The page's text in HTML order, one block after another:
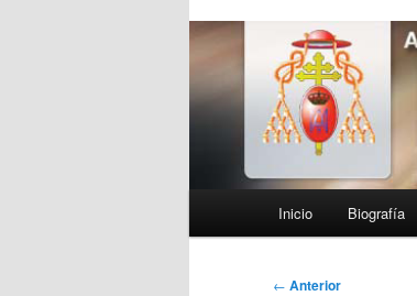
Inicio Biografía
Navegación
← Anterior